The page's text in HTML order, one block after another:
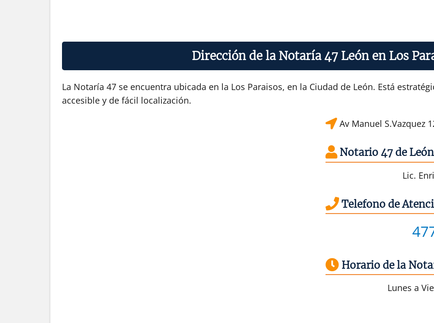
Dirección de la Notaría 47 León en Los
La Notaría 47 se encuentra ubicada en la Los Paraisos, en la Ciudad de León. Está
accesible y de fácil localización.
Av Manuel S.Vazquez
Notario 47 de
Lic.
Telefono de
Horario de la
Lunes a